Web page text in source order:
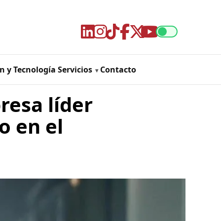
y Tecnología Servicios Contacto
líder
en el